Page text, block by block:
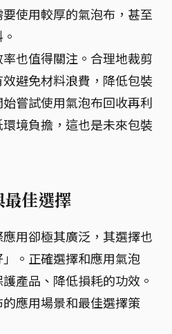
使用較厚的氣泡布，甚至
也值得關注。合理地裁剪
避免材料浪費，降低包裝
嘗試使用氣泡布回收再利
境負擔，這也是未來包裝
佳選擇
用卻極其廣泛，其選擇也
。正確選擇和應用氣泡
產品、降低損耗的功效。
應用場景和最佳選擇策